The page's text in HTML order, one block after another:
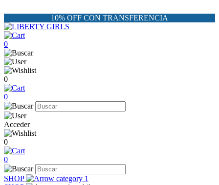
10% OFF CON TRANSFERENCIA
0
0
0
Acceder
0
0
SHOP